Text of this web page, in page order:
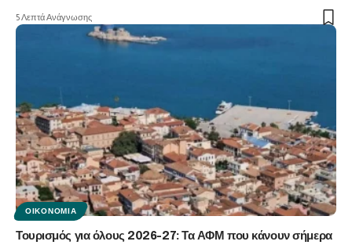
5 Λεπτά Ανάγνωσης
ΟΙΚΟΝΟΜΊΑ
Τουρισμός για όλους 2026-27: Τα ΑΦΜ που κάνουν σήμερα